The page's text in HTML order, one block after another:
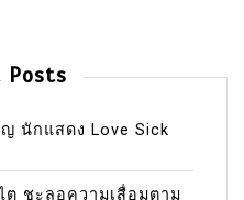
Posts
นักแสดง Love Sick
ชะลอความเสื่อมตาม